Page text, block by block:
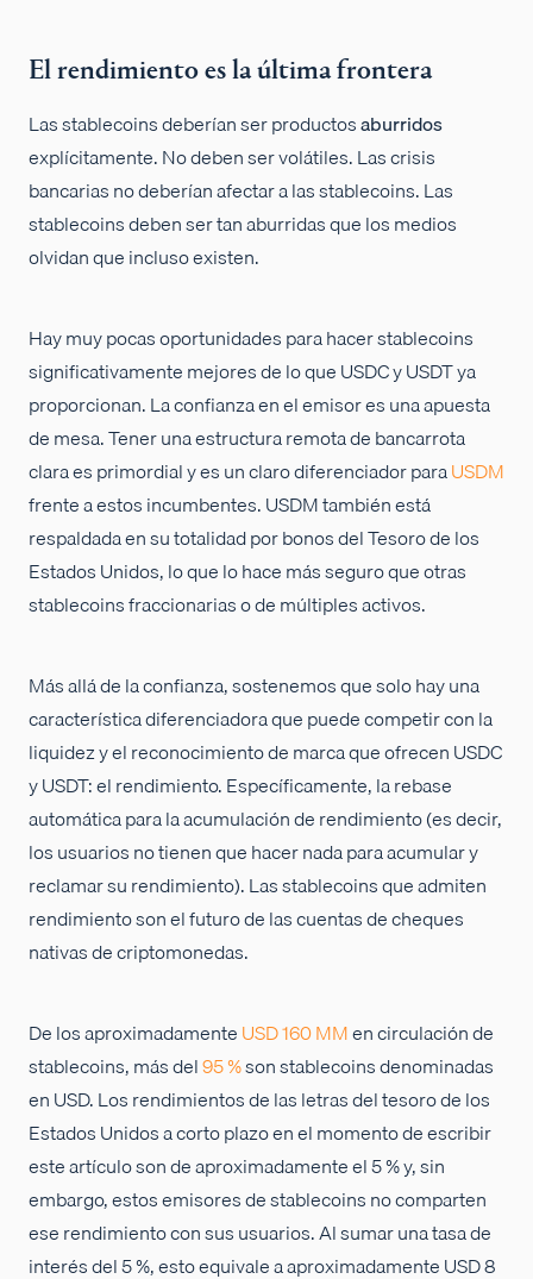
El rendimiento es la última frontera
Las stablecoins deberían ser productosaburridos
explícitamente. No deben ser volátiles. Las crisis
bancarias no deberían afectar a las stablecoins. Las
stablecoins deben ser tan aburridas que los medios
olvidan que incluso existen.
Hay muy pocas oportunidades para hacer stablecoins
significativamente mejores de lo que USDC y USDT ya
proporcionan. La confianza en el emisor es una apuesta
de mesa. Tener una estructura remota de bancarrota
clara es primordial y es un claro diferenciador paraUSDM
frente a estos incumbentes. USDM también está
respaldada en su totalidad por bonos del Tesoro de los
Estados Unidos, lo que lo hace más seguro que otras
stablecoins fraccionarias o de múltiples activos.
Más allá de la confianza, sostenemos que solo hay una
característica diferenciadora que puede competir con la
liquidez y el reconocimiento de marca que ofrecen USDC
y USDT: el rendimiento. Específicamente, la rebase
automática para la acumulación de rendimiento (es decir,
los usuarios no tienen que hacer nada para acumular y
reclamar su rendimiento). Las stablecoins que admiten
rendimiento son el futuro de las cuentas de cheques
nativas de criptomonedas.
De los aproximadamenteUSD 160 MMen circulación de
stablecoins, más del95 %son stablecoins denominadas
en USD. Los rendimientos de las letras del tesoro de los
Estados Unidos a corto plazo en el momento de escribir
este artículo son de aproximadamente el 5 % y, sin
embargo, estos emisores de stablecoins no comparten
ese rendimiento con sus usuarios. Al sumar una tasa de
interés del 5 %, esto equivale a aproximadamente USD 8